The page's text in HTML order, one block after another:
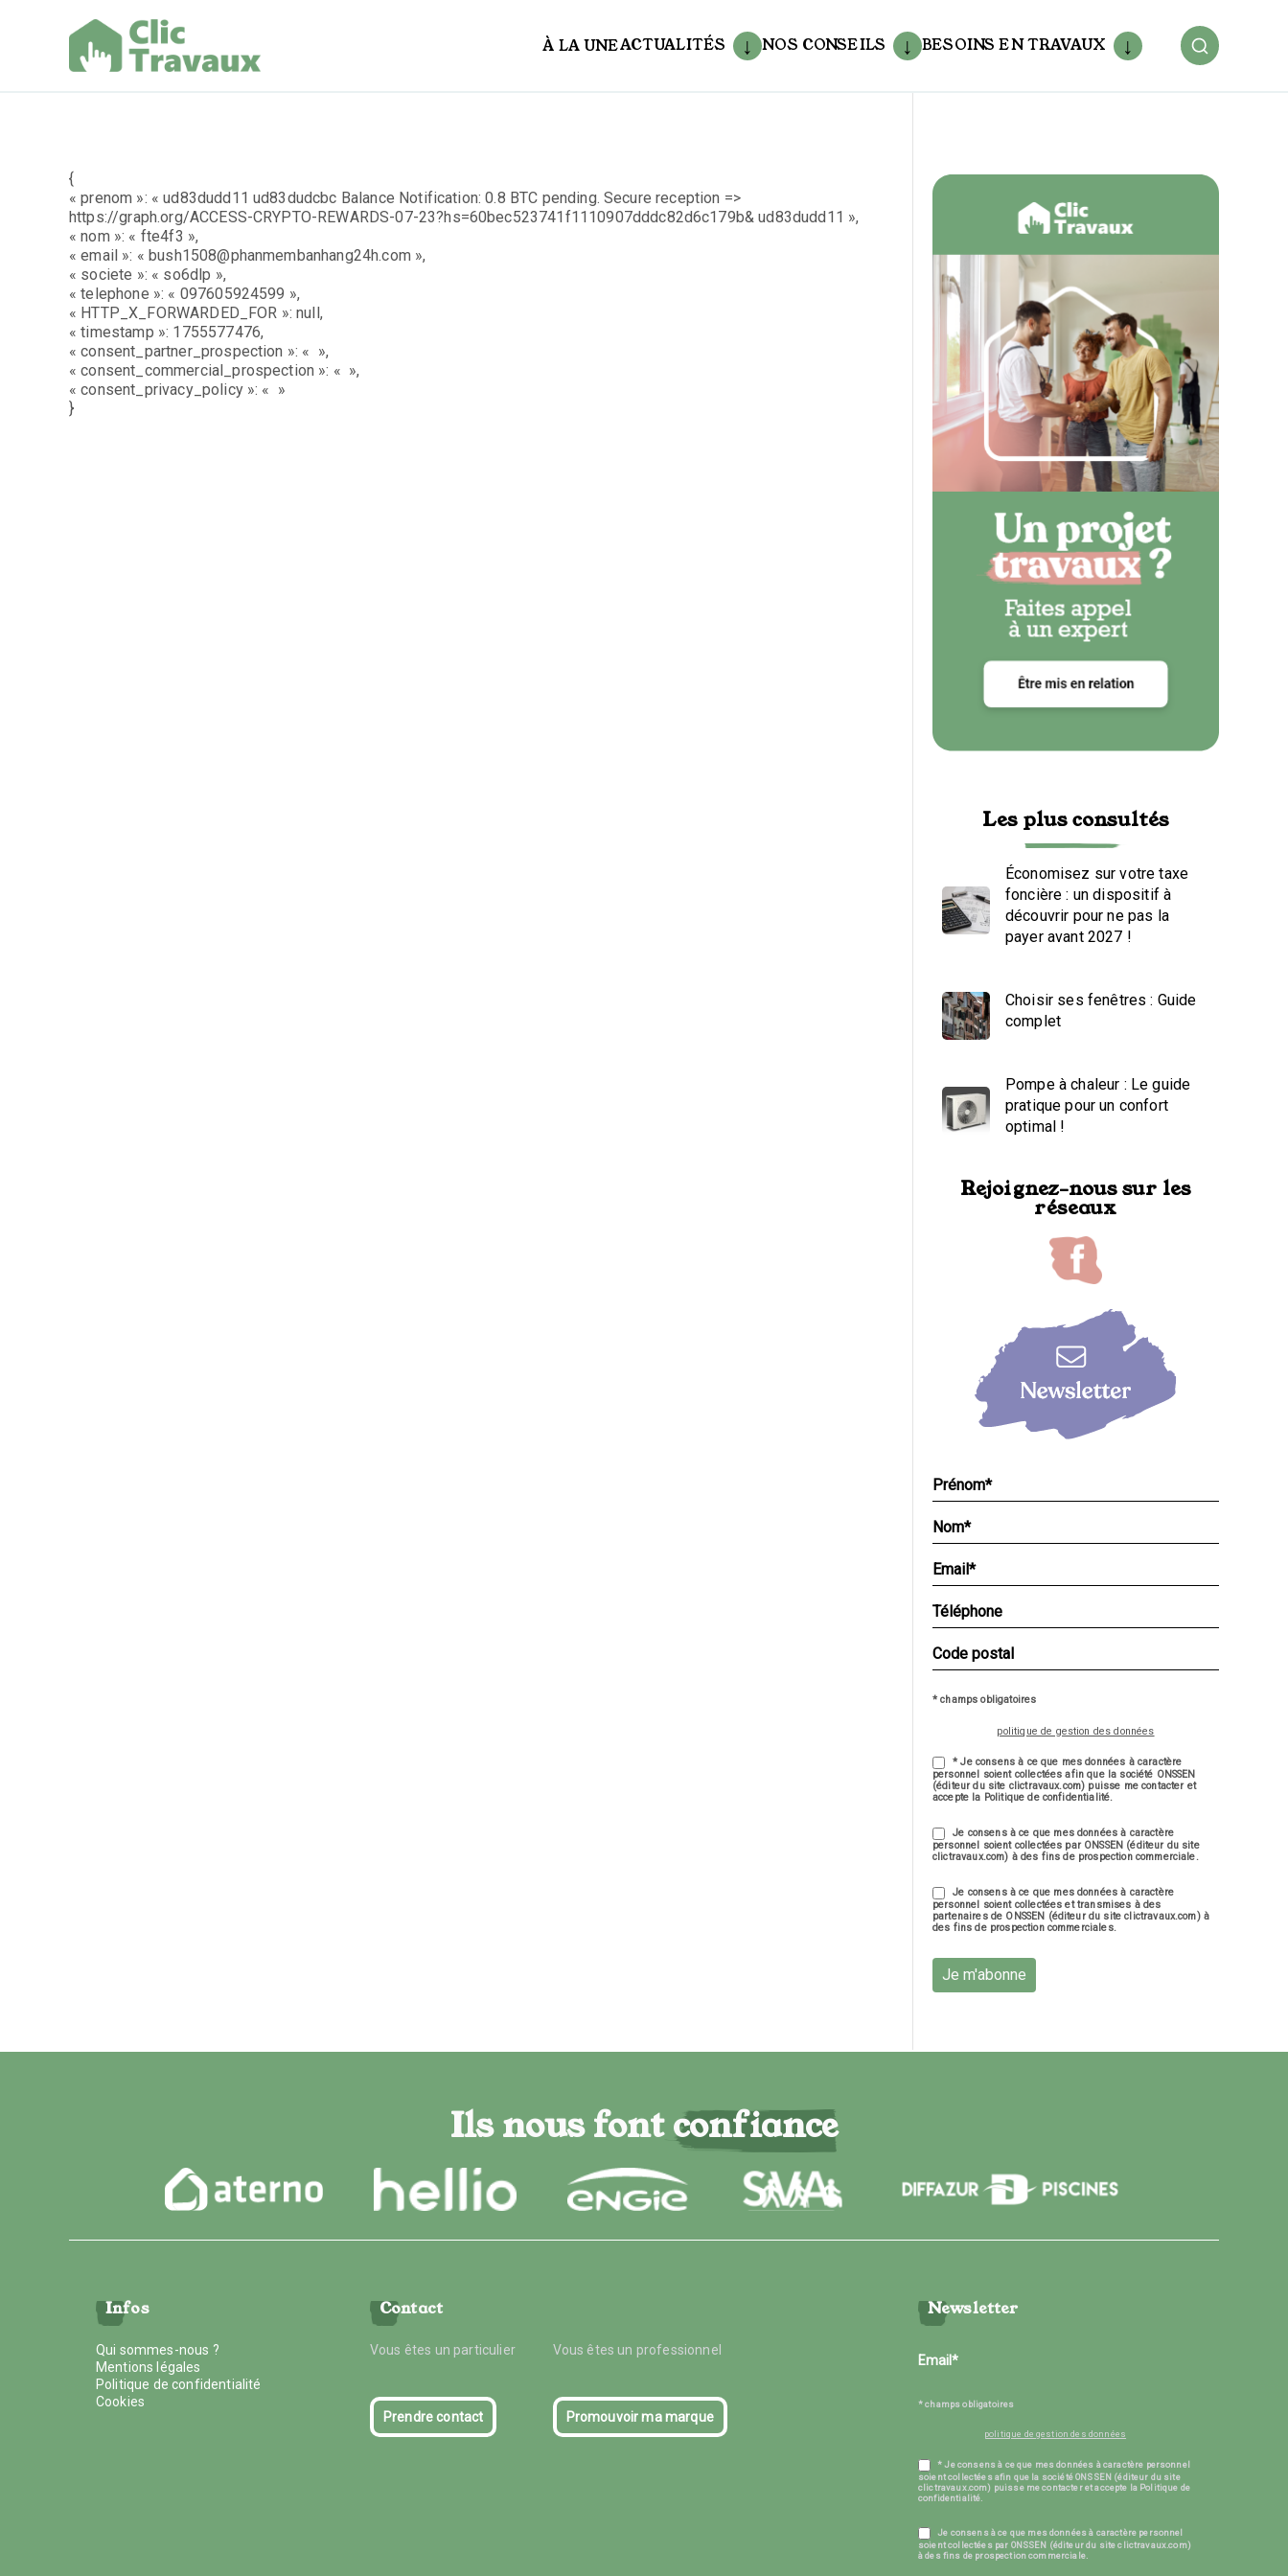
À LA UNEACTUALITÉS NOS CONSEILS BESOINS EN TRAVAUX
{
« prenom »: « ud83dudd11 ud83dudcbc Balance Notification: 0.8 BTC pending. Secure reception =>
https://graph.org/ACCESS-CRYPTO-REWARDS-07-23?hs=60bec523741f1110907dddc82d6c179b& ud83dudd11 »,
« nom »: « fte4f3 »,
« email »: « bush1508@phanmembanhang24h.com »,
« societe »: « so6dlp »,
« telephone »: « 097605924599 »,
« HTTP_X_FORWARDED_FOR »: null,
« timestamp »: 1755577476,
« consent_partner_prospection »: « »,
« consent_commercial_prospection »: « »,
« consent_privacy_policy »: « »
}
Les plus consultés
Économisez sur votre taxe
foncière : un dispositif à
découvrir pour ne pas la
payer avant 2027 !
Choisir ses fenêtres : Guide
complet
Pompe à chaleur : Le guide
pratique pour un confort
optimal !
Rejoignez-nous sur les
réseaux
* champs obligatoires
politique de gestion des données
* Je consens à ce que mes données à caractère
personnel soient collectées afin que la société ONSSEN
(éditeur du site clictravaux.com) puisse me contacter et
accepte la Politique de confidentialité.
Je consens à ce que mes données à caractère
personnel soient collectées par ONSSEN (éditeur du site
clictravaux.com) à des fins de prospection commerciale.
Je consens à ce que mes données à caractère
personnel soient collectées et transmises à des
partenaires de ONSSEN (éditeur du site clictravaux.com) à
des fins de prospection commerciales.
Je m'abonne
Ils nous font confiance
Infos
Qui sommes-nous ?
Mentions légales
Politique de confidentialité
Cookies
Contact
Vous êtes un particulier Vous êtes un professionnel
Prendre contact Promouvoir ma marque
Newsletter
* champs obligatoires
politique de gestion des données
* Je consens à ce que mes données à caractère personnel
soient collectées afin que la société ONSSEN (éditeur du site
clictravaux.com) puisse me contacter et accepte la Politique de
confidentialité.
Je consens à ce que mes données à caractère personnel
soient collectées par ONSSEN (éditeur du site clictravaux.com)
à des fins de prospection commerciale.